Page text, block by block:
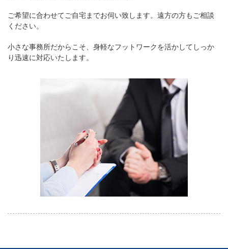
ご希望に合わせてご自宅までお伺い致します。遠方の方もご相談
ください。
小さな事務所だからこそ、身軽なフットワークを活かしてしっか
り迅速に対応いたします。